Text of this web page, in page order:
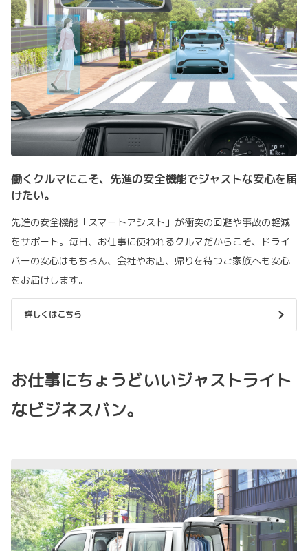
働くクルマにこそ、先進の安全機能でジャストな安心を届
けたい。
先進の安全機能「スマートアシスト」が衝突の回避や事故の軽減
をサポート。毎日、お仕事に使われるクルマだからこそ、ドライ
バーの安心はもちろん、会社やお店、帰りを待つご家族へも安心
をお届けします。
詳しくはこちら
お仕事にちょうどいいジャストライト
なビジネスバン。